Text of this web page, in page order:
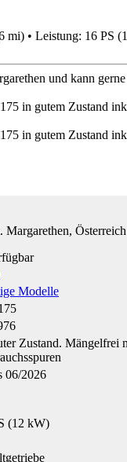
mi) • Leistung: 16 PS
und kann
Margarethen, Österreich
Modelle
Zustand. Mängelfrei
06/2026
(12 kW)